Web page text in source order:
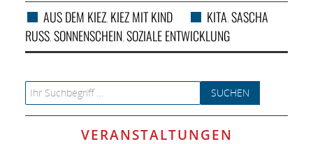
AUS DEM KIEZ, KIEZ MIT KIND KITA,SASCHA
RUSS ,SONNENSCHEIN,SOZIALE ENTWICKLUNG
Search for:
VERANSTALTUNGEN